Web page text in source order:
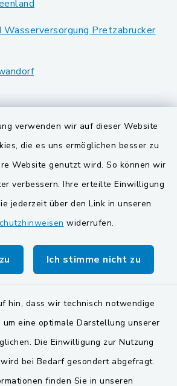
verwenden wir auf dieser Website
die es uns ermöglichen besser zu
Website genutzt wird. So können wir
verbessern. Ihre erteilte Einwilligung
jederzeit über den Link in unseren
widerrufen.
Ich stimme nicht zu
hin, dass wir technisch notwendige
um eine optimale Darstellung unserer
Die Einwilligung zur Nutzung
bei Bedarf gesondert abgefragt.
finden Sie in unseren
Wasserversorgung Pretzabrucker
bei Nabburg
Barrierefreiheit
Datenschutz